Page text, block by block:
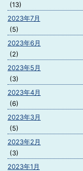
(13)
2023年7月
(5)
2023年6月
(2)
2023年5月
(3)
2023年4月
(6)
2023年3月
(5)
2023年2月
(3)
2023年1月